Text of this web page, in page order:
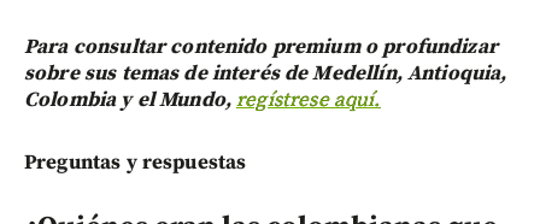
Para consultar contenido premium o profundizar
sobre sus temas de interés de Medellín, Antioquia,
Colombia y el Mundo,regístrese aquí.
Preguntas y respuestas